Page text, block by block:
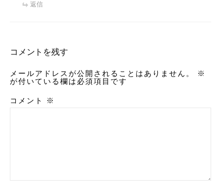
返信
コメントを残す
メールアドレスが公開されることはありません。
※
が付いている欄は必須項目です
コメント ※